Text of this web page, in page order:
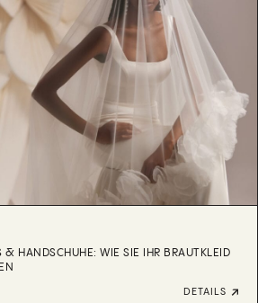
& HANDSCHUHE: WIE SIE IHR BRAUTKLEID
DETAILS